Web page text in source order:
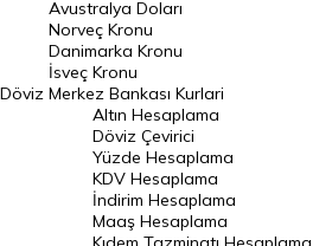
Cumhuriyet Altını Fiyatı
Altın (ONS) Fiyatı
Dolar/Kg Altın Fiyatı
Kapalı Çarşı Altın Fiyatları
Döviz
Avustralya Doları
Norveç Kronu
Danimarka Kronu
İsveç Kronu
Merkez Bankası Kurlari
Altın Hesaplama
Döviz Çevirici
Yüzde Hesaplama
KDV Hesaplama
İndirim Hesaplama
Maaş Hesaplama